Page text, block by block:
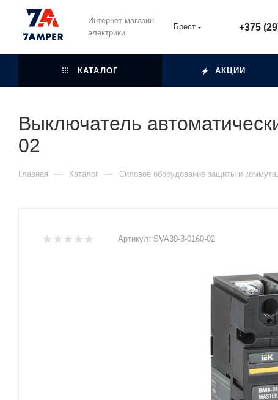
Интернет-магазин
электрики
Брест +375
КАТАЛОГ АКЦИИ
Выключатель
02
Главная — Каталог — Силовое оборудование защиты и
Артикул: SVA30-3-0160-02